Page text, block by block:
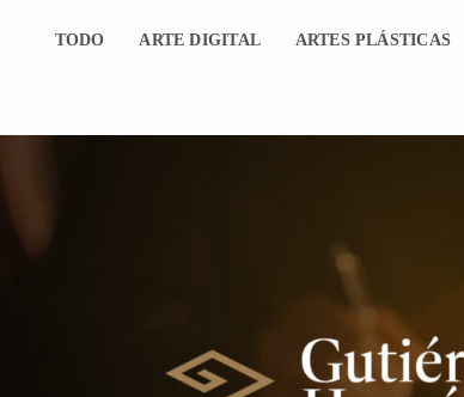
TODO ARTE DIGITAL ARTES PLÁSTICAS